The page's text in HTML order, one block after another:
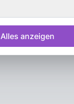
Alles anzeigen